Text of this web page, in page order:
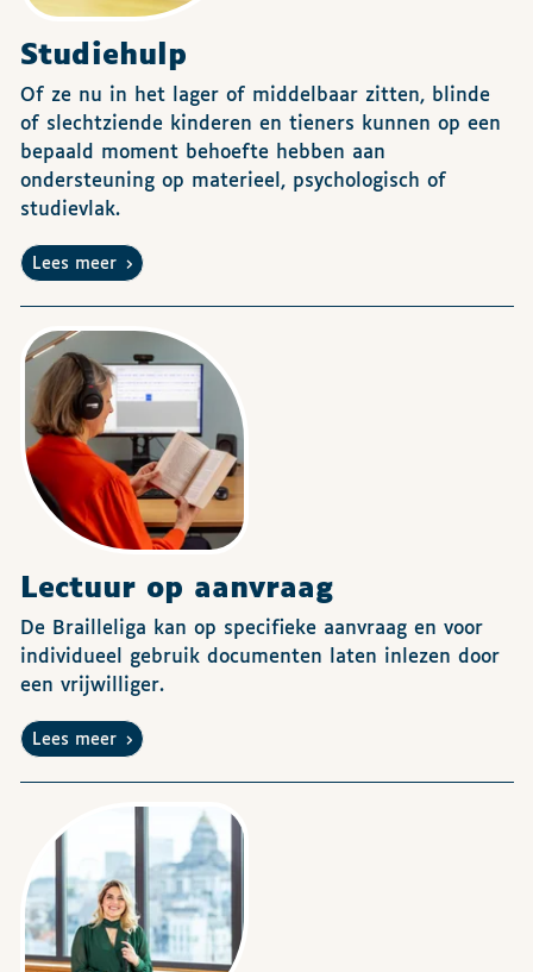
Studiehulp
Of ze nu in het lager of middelbaar zitten, blinde
of slechtziende kinderen en tieners kunnen op een
bepaald moment behoefte hebben aan
ondersteuning op materieel, psychologisch of
studievlak.
Lees meer
Lectuur op aanvraag
De Brailleliga kan op specifieke aanvraag en voor
individueel gebruik documenten laten inlezen door
een vrijwilliger.
Lees meer